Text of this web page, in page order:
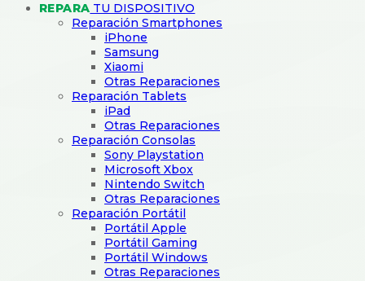
REPARA TU DISPOSITIVO
Reparación Smartphones
iPhone
Samsung
Xiaomi
Otras Reparaciones
Reparación Tablets
iPad
Otras Reparaciones
Reparación Consolas
Sony Playstation
Microsoft Xbox
Nintendo Switch
Otras Reparaciones
Reparación Portátil
Portátil Apple
Portátil Gaming
Portátil Windows
Otras Reparaciones